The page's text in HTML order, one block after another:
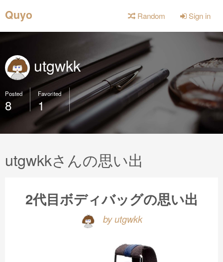
Quyo Random Sign in
utgwkk
Posted
8
Favorited
1
utgwkkさんの思い出
2代目ボディバッグの思い出
by utgwkk